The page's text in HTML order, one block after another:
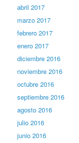
abril 2017
marzo 2017
febrero 2017
enero 2017
diciembre 2016
noviembre 2016
octubre 2016
septiembre 2016
agosto 2016
julio 2016
junio 2016